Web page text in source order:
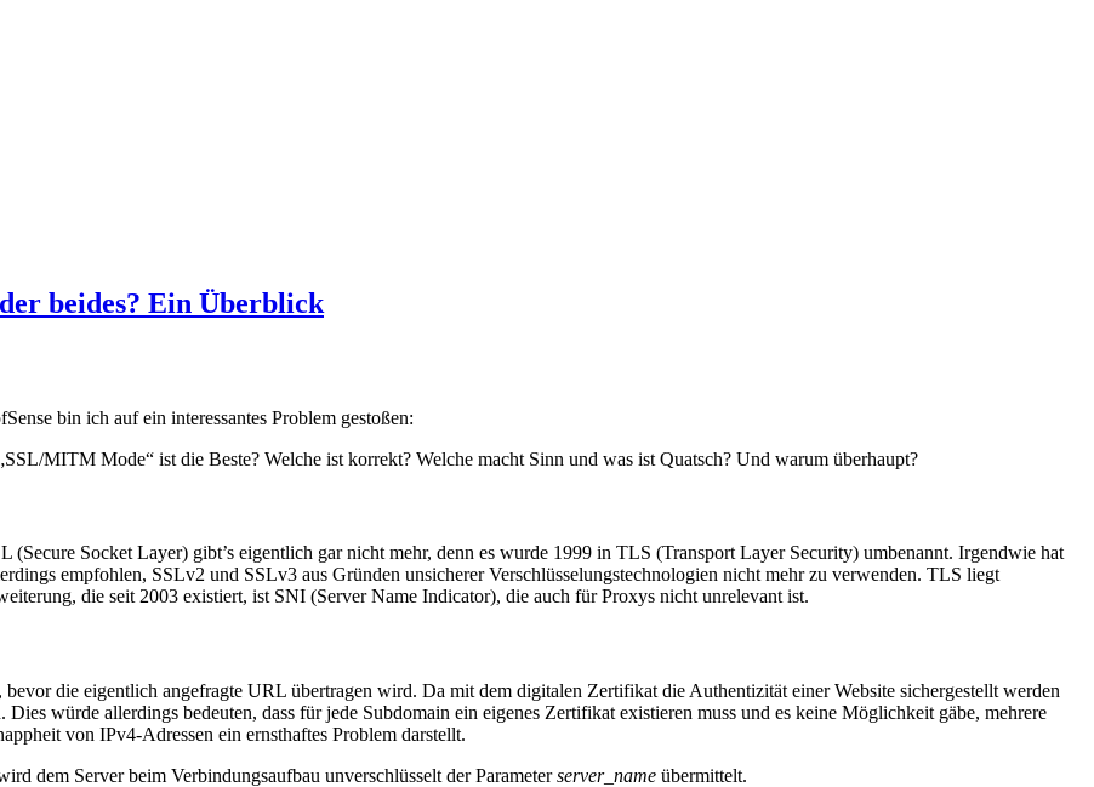
beides? Ein Überblick
bin ich auf ein interessantes Problem gestoßen:
MITM Mode“ ist die Beste? Welche ist korrekt? Welche macht Sinn und was ist Quatsch? Und warum überhaupt?
(Secure Socket Layer) gibt’s eigentlich gar nicht mehr, denn es wurde 1999 in TLS (Transport Layer Security) umbenannt. Irgendwie hat
empfohlen, SSLv2 und SSLv3 aus Gründen unsicherer Verschlüsselungstechnologien nicht mehr zu verwenden. TLS liegt
die seit 2003 existiert, ist SNI (Server Name Indicator), die auch für Proxys nicht unrelevant ist.
die eigentlich angefragte URL übertragen wird. Da mit dem digitalen Zertifikat die Authentizität einer Website sichergestellt werden
würde allerdings bedeuten, dass für jede Subdomain ein eigenes Zertifikat existieren muss und es keine Möglichkeit gäbe, mehrere
von IPv4-Adressen ein ernsthaftes Problem darstellt.
dem Server beim Verbindungsaufbau unverschlüsselt der Parameterserver_name übermittelt.